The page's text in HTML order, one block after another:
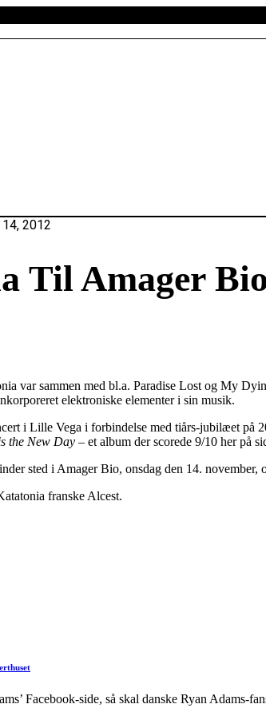
14, 2012
Til Amager
var sammen med bl.a. Paradise Lost og My
elektroniske elementer i sin musik.
i Lille Vega i forbindelse med tiårs-jubilæet på
the New Day – et album der scorede 9/10 her på
sted i Amager Bio, onsdag den 14.
franske Alcest.
Facebook-side, så skal danske Ryan Adams-